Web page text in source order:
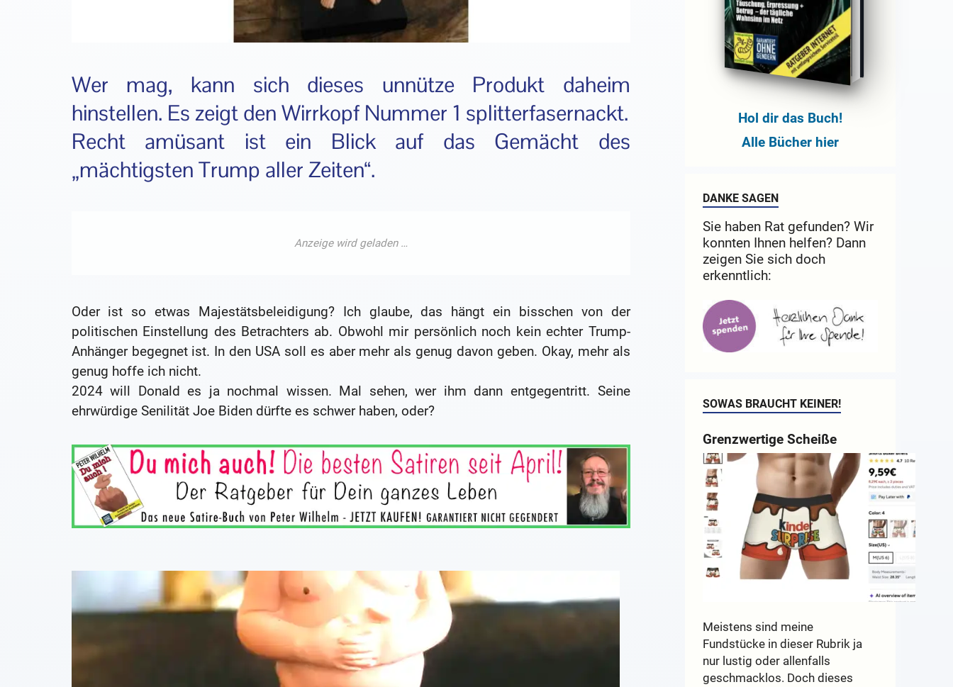
Wer mag, kann sich dieses unnütze Produkt daheim
hinstellen. Es zeigt den Wirrkopf Nummer 1 splitterfasernackt.
Recht amüsant ist ein Blick auf das Gemächt des
„mächtigsten Trump aller Zeiten“.
Oder ist so etwas Majestätsbeleidigung? Ich glaube, das hängt ein bisschen von der
politischen Einstellung des Betrachters ab. Obwohl mir persönlich noch kein echter Trump-
Anhänger begegnet ist. In den USA soll es aber mehr als genug davon geben. Okay, mehr als
genug hoffe ich nicht.
2024 will Donald es ja nochmal wissen. Mal sehen, wer ihm dann entgegentritt. Seine
ehrwürdige Senilität Joe Biden dürfte es schwer haben, oder?
Hol dir das Buch!
Alle Bücher hier
DANKE SAGEN
Sie haben Rat gefunden? Wir
konnten Ihnen helfen? Dann
zeigen Sie sich doch
erkenntlich:
SOWAS BRAUCHT KEINER!
Grenzwertige Scheiße
Meistens sind meine
Fundstücke in dieser Rubrik ja
nur lustig oder allenfalls
geschmacklos. Doch dieses